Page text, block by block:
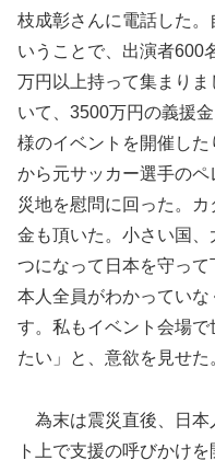
枝成彰さんに電話した
いうことで、出演者600
万円以上持って集まり
いて、3500万円の義援
様のイベントを開催し
から元サッカー選手の
災地を慰問に回った。
金も頂いた。小さい国
つになって日本を守っ
本人全員がわかっていな
す。私もイベント会場で
たい」と、意欲を見せた
為末は震災直後、日本
ト上で支援の呼びかけ